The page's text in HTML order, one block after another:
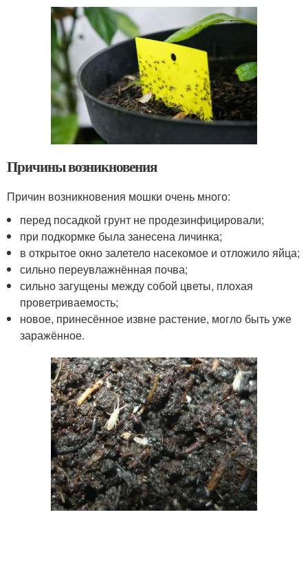
Причины возникновения
Причин возникновения мошки очень много:
перед посадкой грунт не продезинфицировали;
при подкормке была занесена личинка;
в открытое окно залетело насекомое и отложило яйца;
сильно переувлажнённая почва;
сильно загущены между собой цветы, плохая
проветриваемость;
новое, принесённое извне растение, могло быть уже
заражённое.